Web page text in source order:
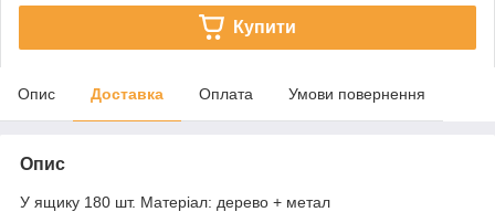
Купити
Опис Доставка Оплата Умови повернення
Опис
У ящику 180 шт. Матеріал: дерево + метал